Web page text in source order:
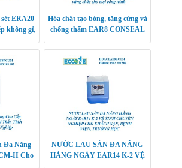
ERA20
không gỉ,
Hóa chất tạo bóng, tăng cứng và
chống thấm EAR8 CONSEAL
mọi công trình
Đa Năng
II Cho
NƯỚC LAU SÀN ĐA NĂNG
HÀNG NGÀY EAR14 K-2 VỆ